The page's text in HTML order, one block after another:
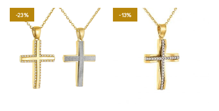
-23% -13%